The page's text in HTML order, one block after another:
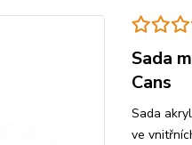
Sada
Cans
Sada
ve